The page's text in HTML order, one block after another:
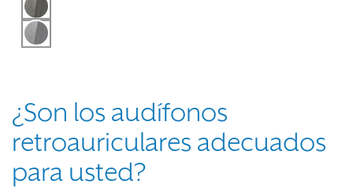
¿Son los audífonos
retroauriculares adecuados
para usted?